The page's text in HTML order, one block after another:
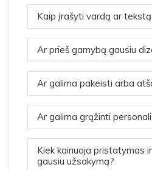
Kaip įrašyti vardą ar
Ar prieš gamybą gausiu
Ar galima pakeisti arba
Ar galima grąžinti
Kiek kainuoja pristatymas
gausiu užsakymą?